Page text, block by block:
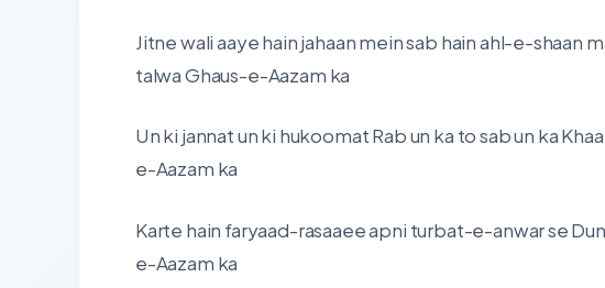
Jitne wali aaye hain jahaan mein sab hain ahl-e-shaan
talwa Ghaus-e-Aazam ka
Un ki jannat un ki hukoomat Rab un ka to sab un ka
e-Aazam ka
Karte hain faryaad-rasaaee apni turbat-e-anwar se
e-Aazam ka